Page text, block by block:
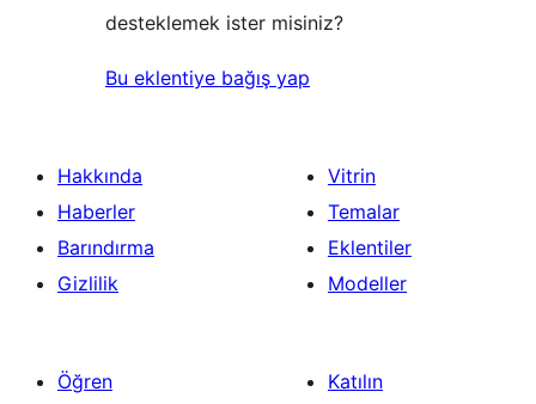
desteklemek ister misiniz?
Bu eklentiye bağış yap
Hakkında
Haberler
Barındırma
Gizlilik
Vitrin
Temalar
Eklentiler
Modeller
Öğren
Katılın